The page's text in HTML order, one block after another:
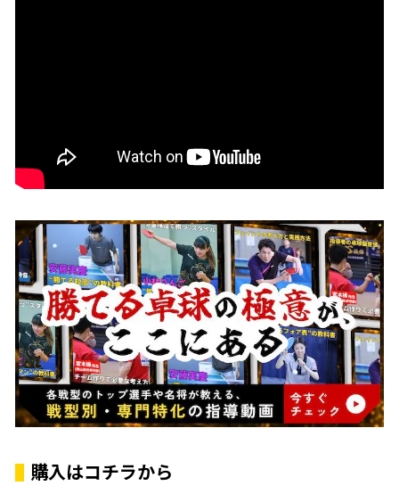
購入はコチラから